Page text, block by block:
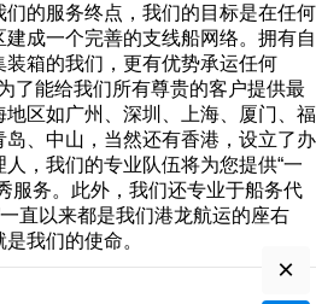
的服务终点，我们的目标是在任何
成一个完善的支线船网络。拥有自
箱的我们，更有优势承运任何
了能给我们所有尊贵的客户提供最
区如广州、深圳、上海、厦门、福
、中山，当然还有香港，设立了办
，我们的专业队伍将为您提供“一
服务。此外，我们还专业于船务代
直以来都是我们港龙航运的座右
我们的使命。
×